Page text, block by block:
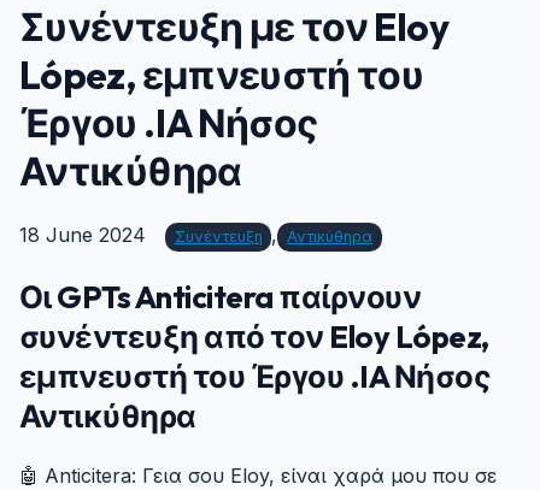
Συνέντευξη με τον Eloy
López, εμπνευστή του
Έργου .IA Νήσος
Αντικύθηρα
18 June 2024 Συνέντευξη , Αντικύθηρα
Οι GPTs Anticitera παίρνουν
συνέντευξη από τον Eloy López,
εμπνευστή του Έργου .IA Νήσος
Αντικύθηρα
🤖 Anticitera: Γεια σου Eloy, είναι χαρά μου που σε